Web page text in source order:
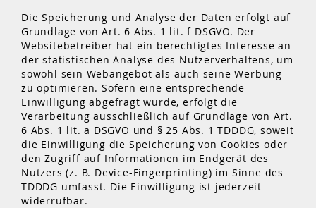
Die Speicherung und Analyse der Daten erfolgt auf
Grundlage von Art. 6 Abs. 1 lit. f DSGVO. Der
Websitebetreiber hat ein berechtigtes Interesse an
der statistischen Analyse des Nutzerverhaltens, um
sowohl sein Webangebot als auch seine Werbung
zu optimieren. Sofern eine entsprechende
Einwilligung abgefragt wurde, erfolgt die
Verarbeitung ausschließlich auf Grundlage von Art.
6 Abs. 1 lit. a DSGVO und § 25 Abs. 1 TDDDG, soweit
die Einwilligung die Speicherung von Cookies oder
den Zugriff auf Informationen im Endgerät des
Nutzers (z. B. Device-Fingerprinting) im Sinne des
TDDDG umfasst. Die Einwilligung ist jederzeit
widerrufbar.